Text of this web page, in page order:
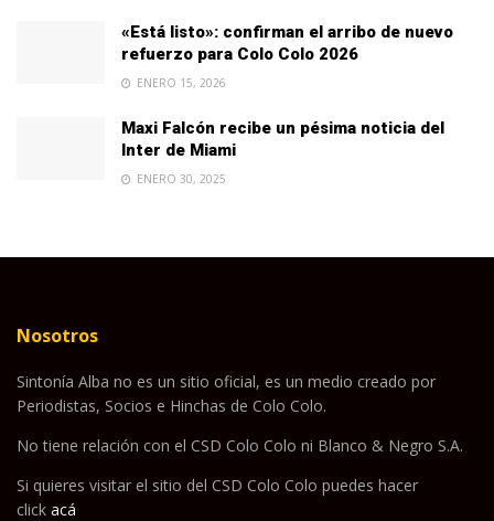
«Está listo»: confirman el arribo de nuevo
refuerzo para Colo Colo 2026
ENERO 15, 2026
Maxi Falcón recibe un pésima noticia del
Inter de Miami
ENERO 30, 2025
Nosotros
Sintonía Alba no es un sitio oficial, es un medio creado por
Periodistas, Socios e Hinchas de Colo Colo.
No tiene relación con el CSD Colo Colo ni Blanco & Negro S.A.
Si quieres visitar el sitio del CSD Colo Colo puedes hacer
click acá